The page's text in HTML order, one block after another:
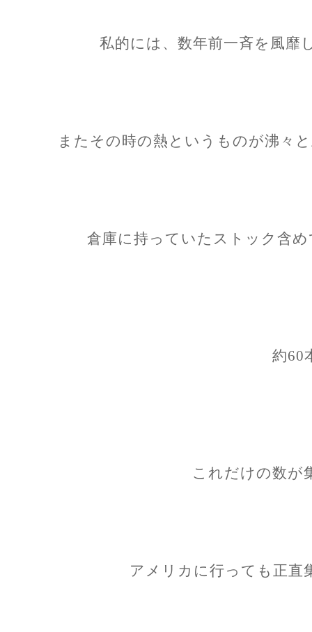
私的には、数年前一斉を風靡
またその時の熱というものが沸々
倉庫に持っていたストック含
約60
これだけの数が
アメリカに行っても正直